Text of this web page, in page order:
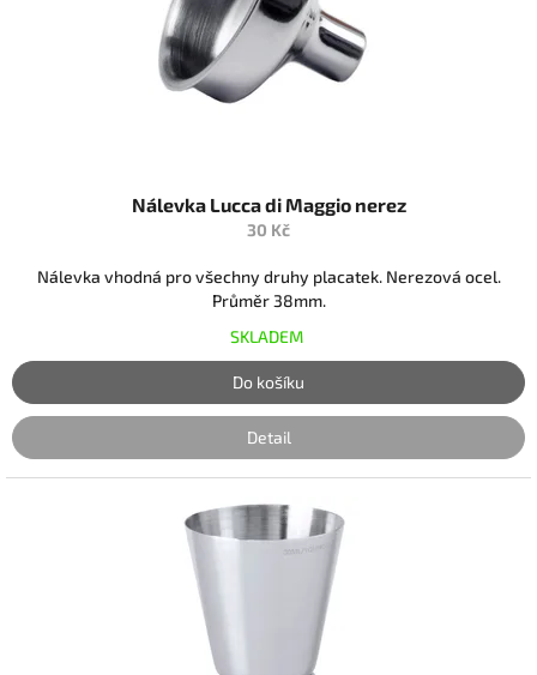
Nálevka Lucca di Maggio nerez
30 Kč
Nálevka vhodná pro všechny druhy placatek. Nerezová ocel.
Průměr 38mm.
SKLADEM
Do košíku
Detail